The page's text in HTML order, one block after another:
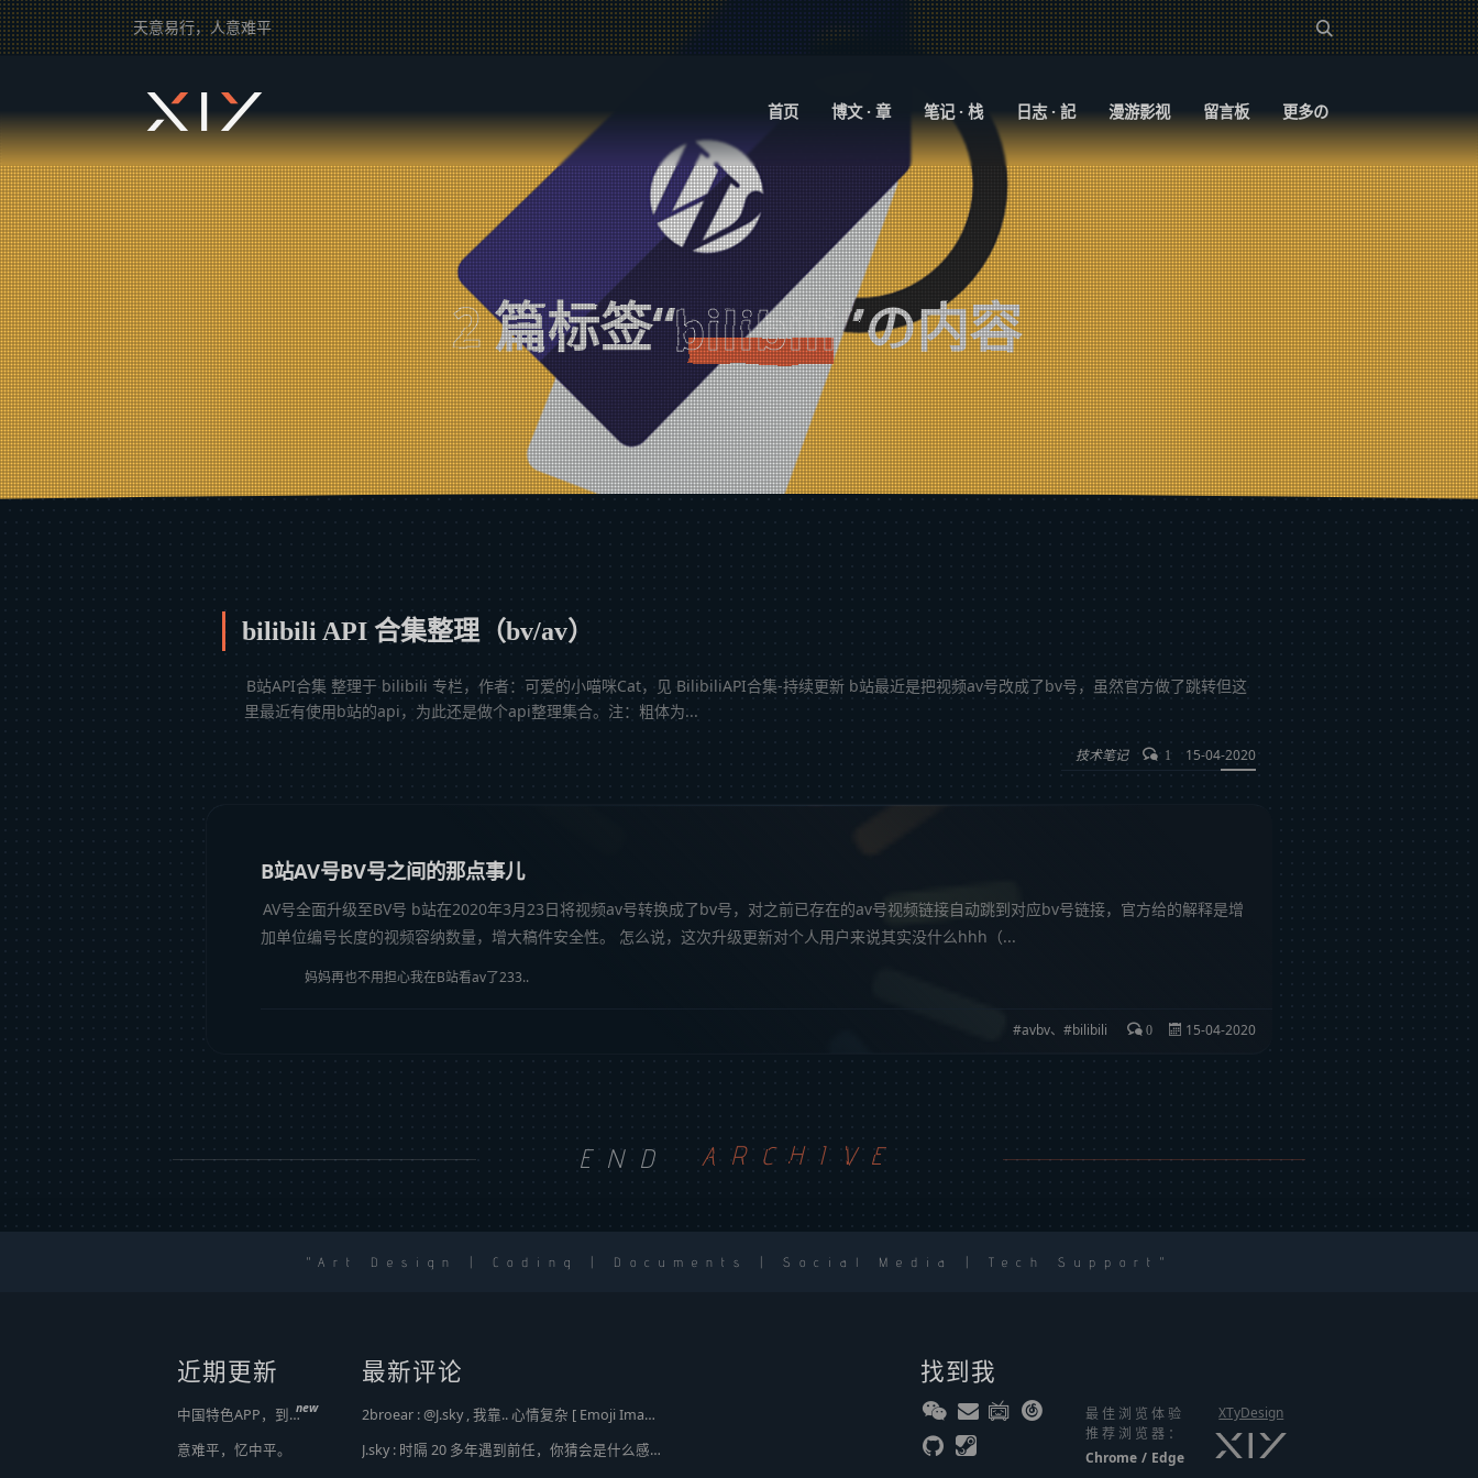
天意易行，人意难平
首页
博文 · 章 笔记 · 栈 日志 · 記 漫游影视 留言板 更多の
2篇标签“bilibili”の内容
bilibili API 合集整理（bv/av）
B站API合集 整理于 bilibili 专栏，作者：可爱的小喵咪Cat，见 BilibiliAPI合集-持续更新 b站最近是把视频av号改成了bv号，虽然官方做了跳转但这
里最近有使用b站的api，为此还是做个api整理集合。注：粗体为...
技术笔记 1 15-04-2020
B站AV号BV号之间的那点事儿
AV号全面升级至BV号 b站在2020年3月23日将视频av号转换成了bv号，对之前已存在的av号视频链接自动跳到对应bv号链接，官方给的解释是增
加单位编号长度的视频容纳数量，增大稿件安全性。 怎么说，这次升级更新对个人用户来说其实没什么hhh（...
妈妈再也不用担心我在B站看av了233..
avbv、 bilibili 0 15-04-2020
END ARCHIVE
Art Design | Coding | Documents | Social Media | Tech Support
近期更新
中国特色APP，到底谁来治？new
意难平，忆中平。
最新评论
2broear : @J.sky , 我靠.. 心情复杂 [ Emoji Image ]
J.sky : 时隔 20 多年遇到前任，你猜会是什么感觉？前几天和老婆去超市，巧不巧老婆去看其他商品了，就这么两分钟的功夫，我和前任迎面相遇，我看了一眼她，她也看到我了，谁都没说话，我感觉她恐慌的逃走了。我们擦肩而过，按道理这个年龄本不应该两个人单独在超市相遇，除非单身。所以，我猜她离婚了？搞不好她可能以为我也离婚了？哈哈哈
找到我
最佳浏览体验
推荐浏览器：
Chrome / Edge
XTyDesign